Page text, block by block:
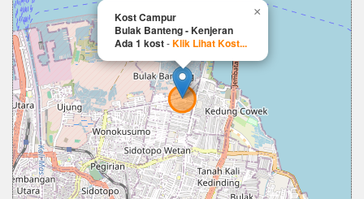
Kost Campur
Bulak Banteng - Kenjeran
Ada 1 kost-Klik Lihat Kost...
×